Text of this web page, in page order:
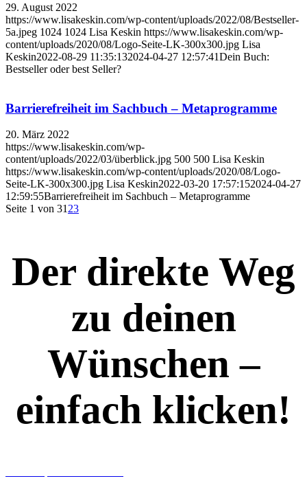
29. August 2022
https://www.lisakeskin.com/wp-content/uploads/2022/08/Bestseller-
5a.jpeg 1024 1024 Lisa Keskin https://www.lisakeskin.com/wp-
content/uploads/2020/08/Logo-Seite-LK-300x300.jpg Lisa
Keskin2022-08-29 11:35:132024-04-27 12:57:41Dein Buch:
Bestseller oder best Seller?
Barrierefreiheit im Sachbuch – Metaprogramme
20. März 2022
https://www.lisakeskin.com/wp-
content/uploads/2022/03/überblick.jpg 500 500 Lisa Keskin
https://www.lisakeskin.com/wp-content/uploads/2020/08/Logo-
Seite-LK-300x300.jpg Lisa Keskin2022-03-20 17:57:152024-04-27
12:59:55Barrierefreiheit im Sachbuch – Metaprogramme
Seite 1 von 31 23
Der direkte Weg
zu deinen
Wünschen –
einfach klicken!